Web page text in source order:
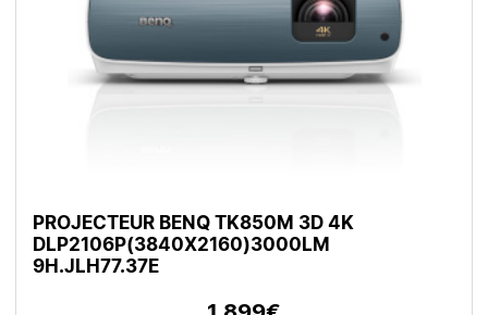
PROJECTEUR BENQ TK850M 3D 4K
DLP2106P(3840X2160)3000LM
9H.JLH77.37E